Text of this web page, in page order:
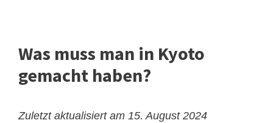
Was muss man in Kyoto
gemacht haben?
Zuletzt aktualisiert am 15. August 2024